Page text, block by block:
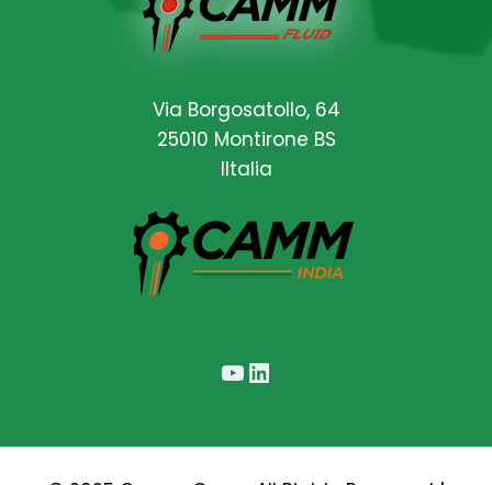
Via Borgosatollo, 64
25010 Montirone BS
IItalia
YouTube
LinkedIn